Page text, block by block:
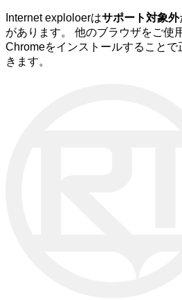
Internet exploloerはサポート対象外
があります。 他のブラウザをご使
Chromeをインストールすること
きます。